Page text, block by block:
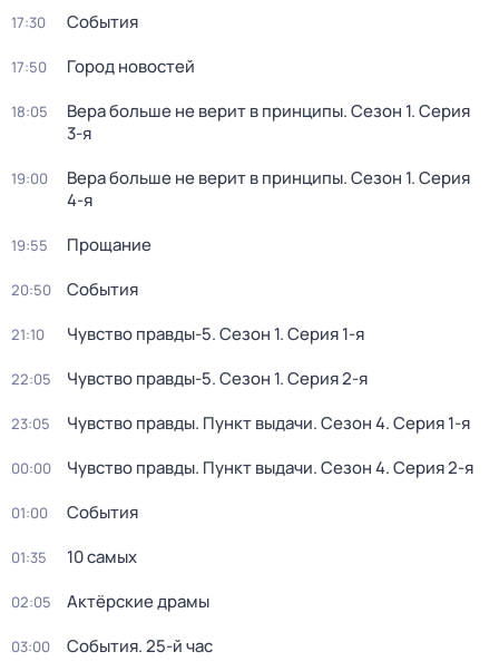
17:30 События
17:50 Город новостей
18:05 Вера больше не верит в принципы. Сезон 1. Серия
3-я
19:00 Вера больше не верит в принципы. Сезон 1. Серия
4-я
19:55 Прощание
20:50 События
21:10 Чувство правды-5. Сезон 1. Серия 1-я
22:05 Чувство правды-5. Сезон 1. Серия 2-я
23:05 Чувство правды. Пункт выдачи. Сезон 4. Серия 1-я
00:00 Чувство правды. Пункт выдачи. Сезон 4. Серия 2-я
01:00 События
01:35 10 самых
02:05 Актёрские драмы
03:00 События. 25-й час